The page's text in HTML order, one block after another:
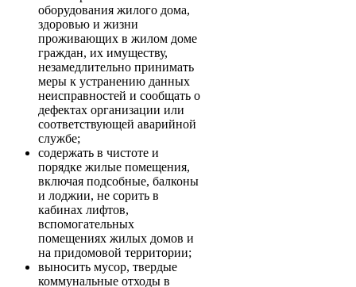
оборудования жилого дома,
здоровью и жизни
проживающих в жилом доме
граждан, их имуществу,
незамедлительно принимать
меры к устранению данных
неисправностей и сообщать о
дефектах организации или
соответствующей аварийной
службе;
содержать в чистоте и
порядке жилые помещения,
включая подсобные, балконы
и лоджии, не сорить в
кабинах лифтов,
вспомогательных
помещениях жилых домов и
на придомовой территории;
выносить мусор, твердые
коммунальные отходы в